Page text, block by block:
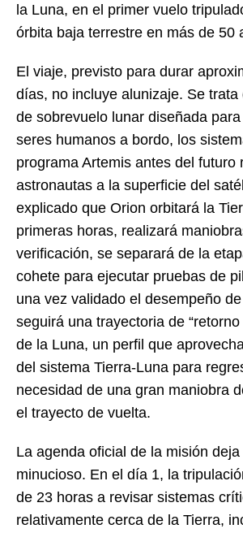
la Luna, en el primer vuelo
órbita baja terrestre en más de 50
El viaje, previsto para durar
días, no incluye alunizaje. Se trata
de sobrevuelo lunar diseñada
seres humanos a bordo, los
programa Artemis antes del futuro
astronautas a la superficie del
explicado que Orion orbitará la
primeras horas, realizará
verificación, se separará de la
cohete para ejecutar pruebas de
una vez validado el desempeño
seguirá una trayectoria de
de la Luna, un perfil que
del sistema Tierra-Luna para
necesidad de una gran maniobra
el trayecto de vuelta.
La agenda oficial de la misión
minucioso. En el día 1, la
de 23 horas a revisar sistemas
relativamente cerca de la Tierra,